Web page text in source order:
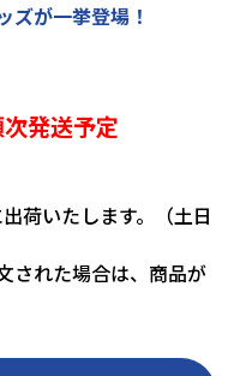
ズが一挙登場！
発送予定
荷いたします。（土日
された場合は、商品が